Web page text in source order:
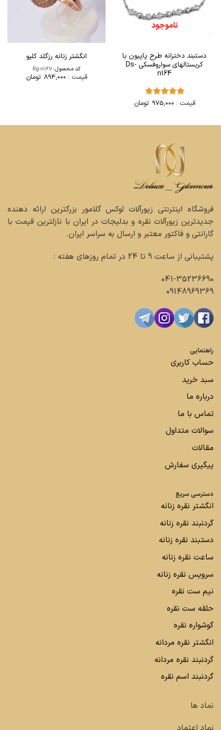
ناموجود
دستبند دخترانه طرح پاپیون با
کریستالهای سواروفسکی Ds-
n164
امتیاز5از
قیمت : 975,000 تومان
انگشتر زنانه رزگلد کلیو
کد محصول:Rg-n167
قیمت : 894,000 تومان
فروشگاه اینترنتی زیورآلات لوکس گلامور بزرگترین ارائه دهنده
جدیدترین زیورآلات نقره و بدلیجات در ایران با نازلترین قیمت با
گارانتی و فاکتور معتبر و ارسال به سراسر ایران.
پشتیبانی از ساعت 9 تا 24 در تمام روزهای هفته :
041-35236690
09148969369
راهنمایی
حساب کاربری
سبد خرید
درباره ما
تماس با ما
سوالات متداول
مقالات
پیگیری سفارش
دسترسی سریع
انگشتر نقره زنانه
گردنبند نقره زنانه
دستبند نقره زنانه
ساعت نقره زنانه
سرویس نقره زنانه
نیم ست نقره
حلقه ست نقره
گوشواره نقره
انگشتر نقره مردانه
گردنبند نقره مردانه
گردنبند اسم نقره
نماد ها